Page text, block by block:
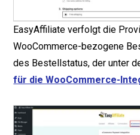
EasyAffiliate verfolgt die
WooCommerce-bezogene
des Bestellstatus, der unter
für die WooCommerce-